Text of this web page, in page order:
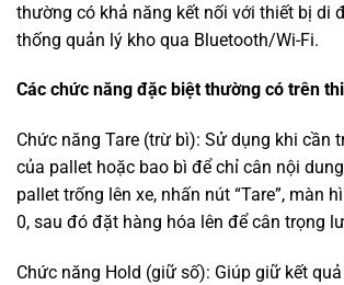
thường có khả năng kết nối với thiết bị di
thống quản lý kho qua Bluetooth/Wi-Fi.
Các chức năng đặc biệt thường có trên
Chức năng Tare (trừ bì): Sử dụng khi cần
của pallet hoặc bao bì để chỉ cân nội
pallet trống lên xe, nhấn nút “Tare”, màn
0, sau đó đặt hàng hóa lên để cân trọng
Chức năng Hold (giữ số): Giúp giữ kết